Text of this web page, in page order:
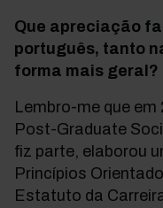
Que apreciação
português, tanto
forma mais geral?
Lembro-me que
Post-Graduate
fiz parte, elaborou
Princípios
Estatuto da